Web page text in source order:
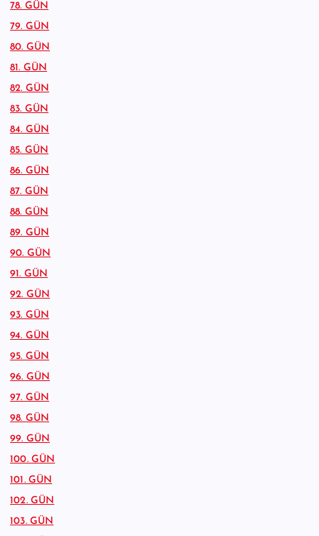
78. GÜN
79. GÜN
80. GÜN
81. GÜN
82. GÜN
83. GÜN
84. GÜN
85. GÜN
86. GÜN
87. GÜN
88. GÜN
89. GÜN
90. GÜN
91. GÜN
92. GÜN
93. GÜN
94. GÜN
95. GÜN
96. GÜN
97. GÜN
98. GÜN
99. GÜN
100. GÜN
101. GÜN
102. GÜN
103. GÜN